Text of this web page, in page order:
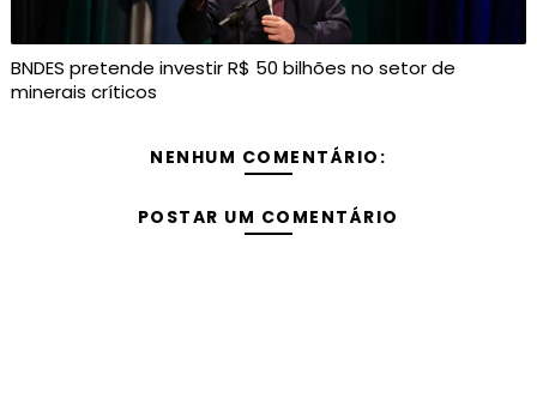
BNDES pretende investir R$ 50 bilhões no setor de
minerais críticos
NENHUM COMENTÁRIO:
POSTAR UM COMENTÁRIO